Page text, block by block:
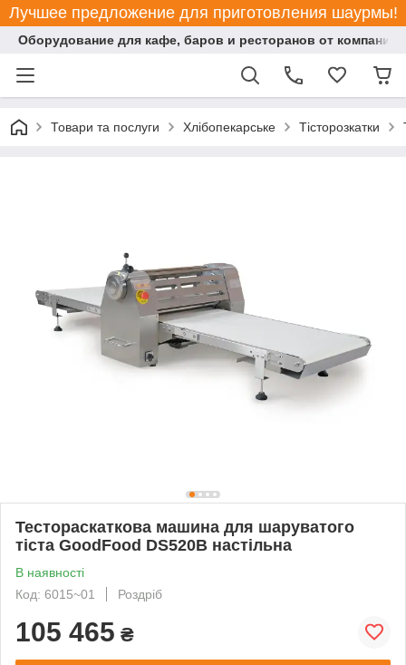
Лучшее предложение для приготовления шаурмы!
Оборудование для кафе, баров и ресторанов от компании
Товари та послуги Хлібопекарське Тісторозкатки
Тестораскаткова машина для шаруватого
тіста GoodFood DS520B настільна
В наявності
Код: 6015~01
Роздріб
105 465 ₴